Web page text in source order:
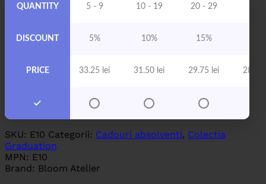
QUANTITY
DISCOUNT
PRICE
5 - 9 10 - 19 20 - 29
5% 10% 15%
33.25 lei 31.50 lei 29.75 lei 28.00
SKU: E10 Categorii: Cadouri absolventi, Colectia
Graduation
MPN: E10
Brand: Bloom Atelier